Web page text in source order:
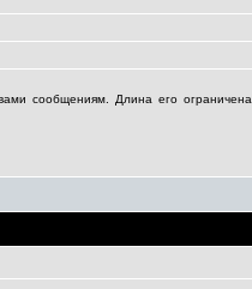
сообщениям. Длина его ограничена